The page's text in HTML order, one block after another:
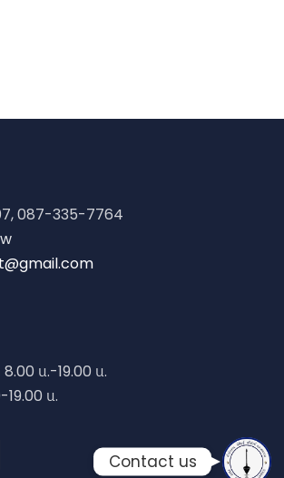
087-335-7764
น.-19.00 น.
19.00 น.
Contact us